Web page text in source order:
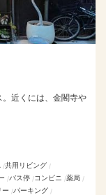
近くには、金閣寺や
共用リビング
バス停 コンビニ
薬局
ー
パーキング